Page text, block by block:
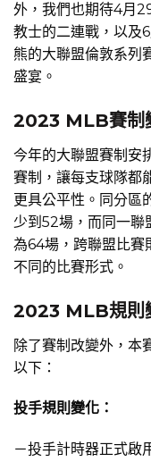
外，我們也期待4月
教士的二連戰，以及
熊的大聯盟倫敦系列
盛宴。
2023 MLB賽制
今年的大聯盟賽制安
賽制，讓每支球隊都
更具公平性。同分區
少到52場，而同一聯
為64場，跨聯盟比賽
不同的比賽形式。
2023 MLB規則
除了賽制改變外，本
以下：
投手規則變化：
－投手計時器正式啟